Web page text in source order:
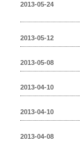
2013-05-24
2013-05-12
2013-05-08
2013-04-10
2013-04-10
2013-04-08